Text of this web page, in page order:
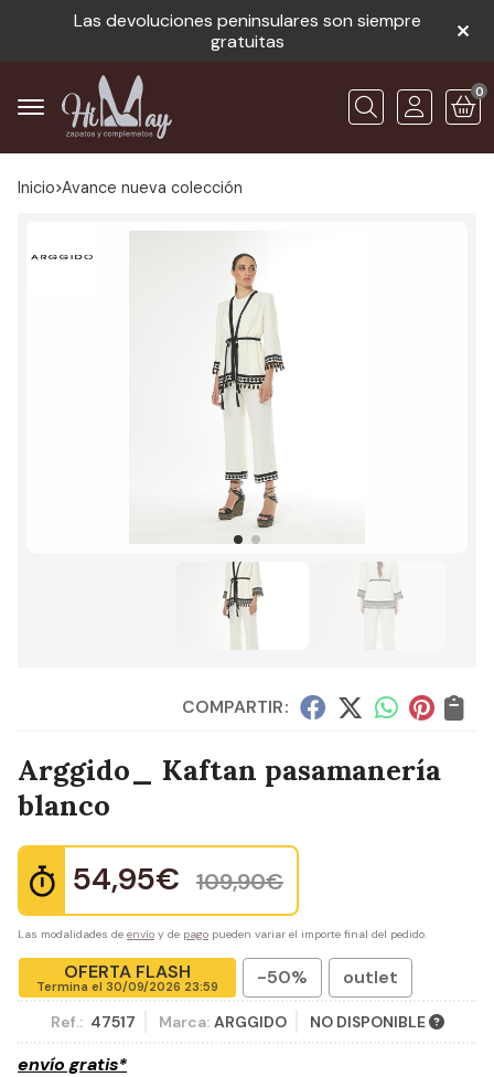
Las devoluciones peninsulares son siempre
gratuitas
Buscar
0
Inicio avance nueva colección
COMPARTIR:
Arggido_ Kaftan pasamanería
blanco
54,95€ 109,90€
Las modalidades de envío y de pago pueden variar el importe final del pedido.
OFERTA FLASH
Termina el 30/09/2026 23:59 -50% outlet
Ref.: 47517 Marca: ARGGIDO NO DISPONIBLE
envío gratis*